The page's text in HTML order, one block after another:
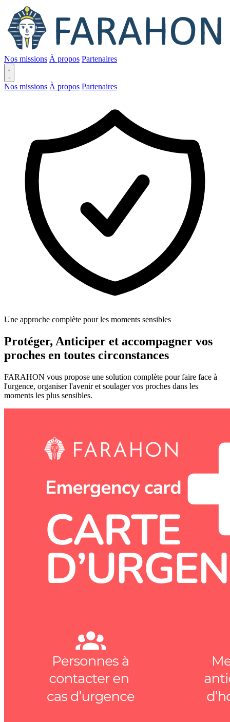
Nos missions À propos Partenaires
Nos missions À propos Partenaires
Une approche complète pour les moments sensibles
Protéger, Anticiper et accompagner vos
proches en toutes circonstances
FARAHON vous propose une solution complète pour faire face à
l'urgence, organiser l'avenir et soulager vos proches dans les
moments les plus sensibles.